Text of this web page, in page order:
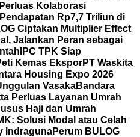
Kolaborasi
Rp7,7 Triliun di
Ciptakan Multiplier Effect
Jalankan Peran sebagai
IPC TPK Siap
Kemas EksporPT Waskita
Housing Expo 2026
VasakaBandara
Perluas Layanan Umrah
Haji dan Umrah
Solusi Modal atau Celah
IndragunaPerum BULOG